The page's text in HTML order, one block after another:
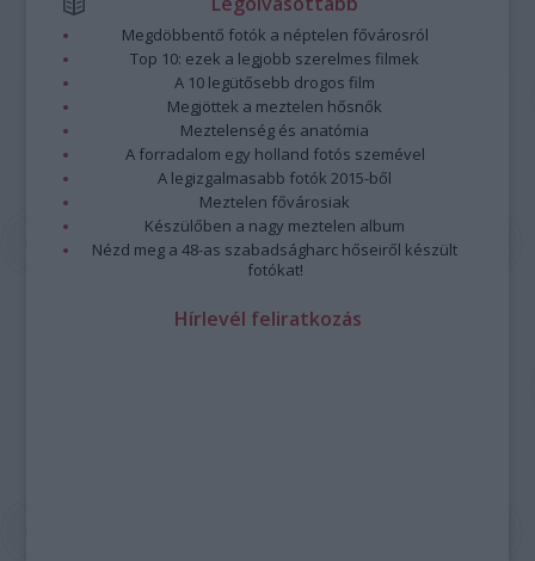
Megdöbbentő fotók a néptelen fővárosról
Top 10: ezek a legjobb szerelmes filmek
A 10 legütősebb drogos film
Megjöttek a meztelen hősnők
Meztelenség és anatómia
A forradalom egy holland fotós szemével
A legizgalmasabb fotók 2015-ből
Meztelen fővárosiak
Készülőben a nagy meztelen album
Nézd meg a 48-as szabadságharc hőseiről készült
fotókat!
Hírlevél feliratkozás